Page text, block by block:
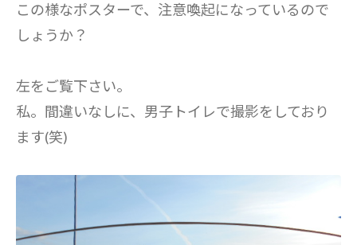
この様なポスターで、注意喚起になっているので
しょうか？
左をご覧下さい。
私。間違いなしに、男子トイレで撮影をしており
ます(笑)